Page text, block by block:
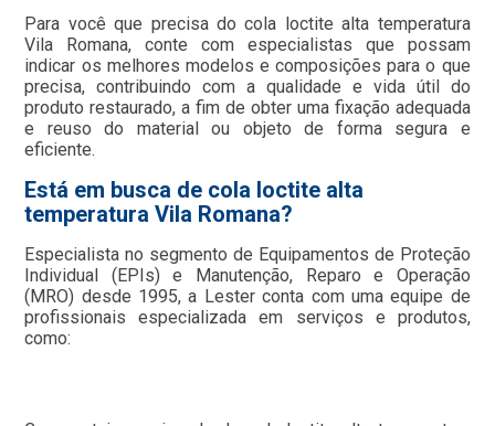
Para você que precisa do cola loctite alta temperatura
Vila Romana, conte com especialistas que possam
indicar os melhores modelos e composições para o que
precisa, contribuindo com a qualidade e vida útil do
produto restaurado, a fim de obter uma fixação adequada
e reuso do material ou objeto de forma segura e
eficiente.
Está em busca de cola loctite alta
temperatura Vila Romana?
Especialista no segmento de Equipamentos de Proteção
Individual (EPIs) e Manutenção, Reparo e Operação
(MRO) desde 1995, a Lester conta com uma equipe de
profissionais especializada em serviços e produtos,
como: